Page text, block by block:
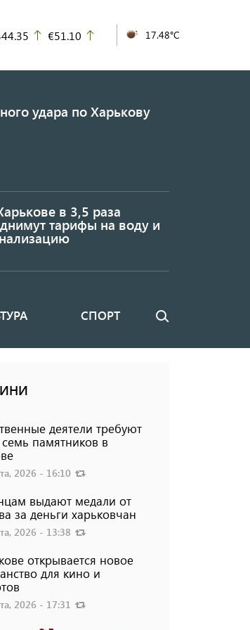
up
€51.10 17.48°C
удара по Харькову
в 3,5 раза
тарифы на воду и
СПОРТ Поиск
деятели требуют
семь памятников в
2026 - 16:10
выдают медали от
за деньги харьковчан
2026 - 13:38
открывается новое
для кино и
2026 - 17:31